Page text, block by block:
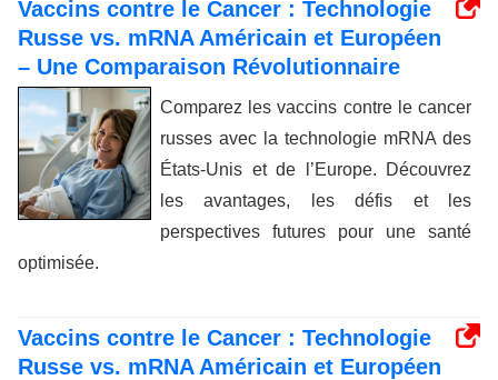
Vaccins contre le Cancer : Technologie
Russe vs. mRNA Américain et Européen
– Une Comparaison Révolutionnaire
Comparez les vaccins contre le cancer
russes avec la technologie mRNA des
États-Unis et de l’Europe. Découvrez
les avantages, les défis et les
perspectives futures pour une santé
optimisée.
Vaccins contre le Cancer : Technologie
Russe vs. mRNA Américain et Européen